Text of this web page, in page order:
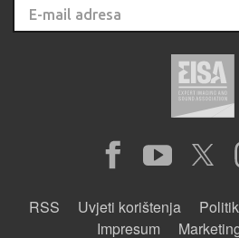
RSS Uvjeti korištenja
Impresum